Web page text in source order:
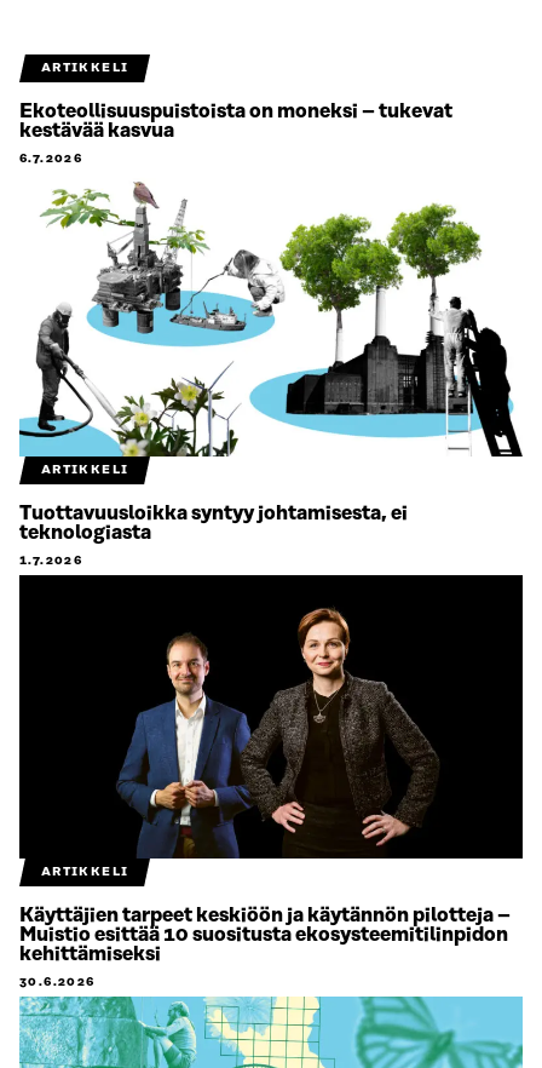
ARTIKKELI
Ekoteollisuuspuistoista on moneksi – tukevat
kestävää kasvua
6.7.2026
ARTIKKELI
Tuottavuusloikka syntyy johtamisesta, ei
teknologiasta
1.7.2026
ARTIKKELI
Käyttäjien tarpeet keskiöön ja käytännön pilotteja –
Muistio esittää 10 suositusta ekosysteemitilinpidon
kehittämiseksi
30.6.2026